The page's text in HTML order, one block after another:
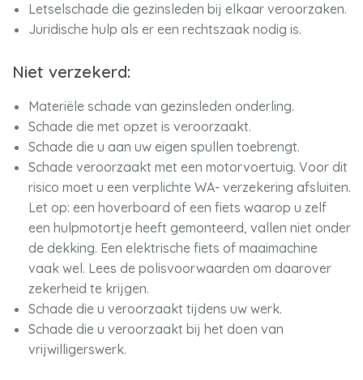
Letselschade die gezinsleden bij elkaar veroorzaken.
Juridische hulp als er een rechtszaak nodig is.
Niet verzekerd:
Materiële schade van gezinsleden onderling.
Schade die met opzet is veroorzaakt.
Schade die u aan uw eigen spullen toebrengt.
Schade veroorzaakt met een motorvoertuig. Voor dit
risico moet u een verplichte WA- verzekering afsluiten.
Let op: een hoverboard of een fiets waarop u zelf
een hulpmotortje heeft gemonteerd, vallen niet onder
de dekking. Een elektrische fiets of maaimachine
vaak wel. Lees de polisvoorwaarden om daarover
zekerheid te krijgen.
Schade die u veroorzaakt tijdens uw werk.
Schade die u veroorzaakt bij het doen van
vrijwilligerswerk.